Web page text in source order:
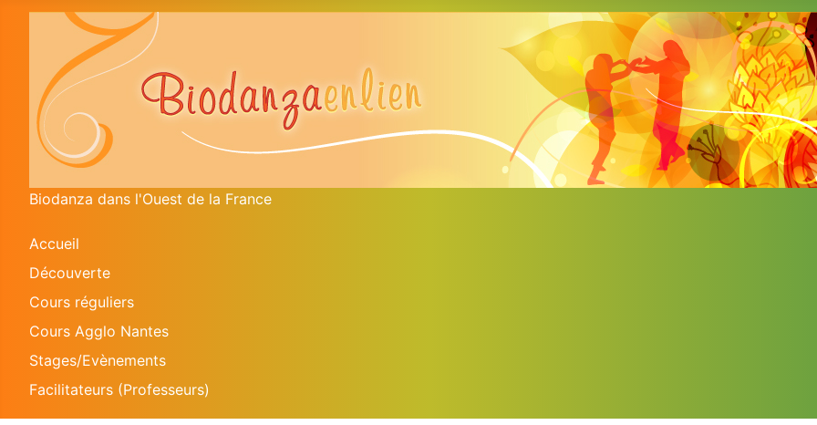
Biodanza dans l'Ouest de la France
Accueil
Découverte
Cours réguliers
Cours Agglo Nantes
Stages/Evènements
Facilitateurs (Professeurs)